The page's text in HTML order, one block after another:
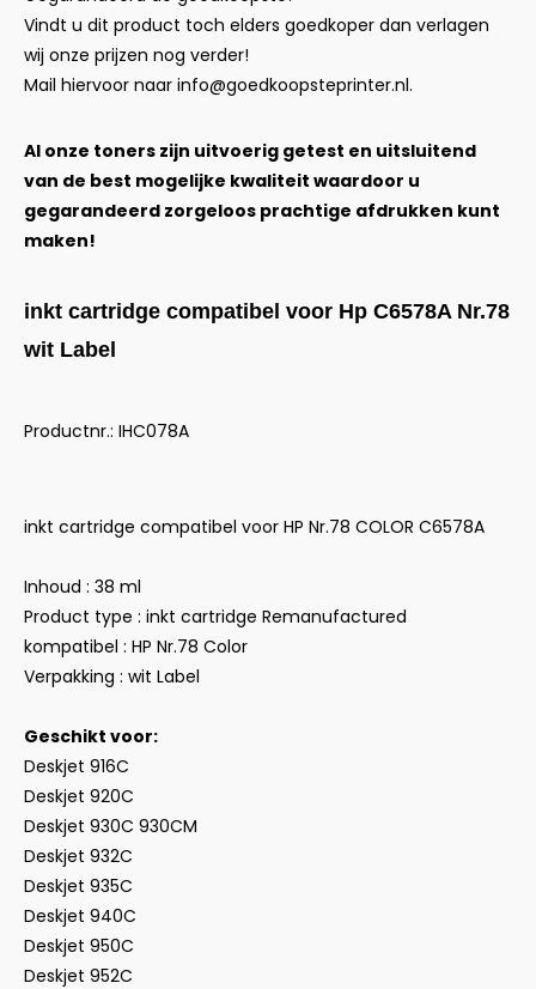
Vindt u dit product toch elders goedkoper dan verlagen
wij onze prijzen nog verder!
Mail hiervoor naar info@goedkoopsteprinter.nl.
Al onze toners zijn uitvoerig getest en uitsluitend
van de best mogelijke kwaliteit waardoor u
gegarandeerd zorgeloos prachtige afdrukken kunt
maken!
inkt cartridge compatibel voor Hp C6578A Nr.78
wit Label
Productnr.: IHC078A
inkt cartridge compatibel voor HP Nr.78 COLOR C6578A
Inhoud : 38 ml
Product type : inkt cartridge Remanufactured
kompatibel : HP Nr.78 Color
Verpakking : wit Label
Geschikt voor:
Deskjet 916C
Deskjet 920C
Deskjet 930C 930CM
Deskjet 932C
Deskjet 935C
Deskjet 940C
Deskjet 950C
Deskjet 952C